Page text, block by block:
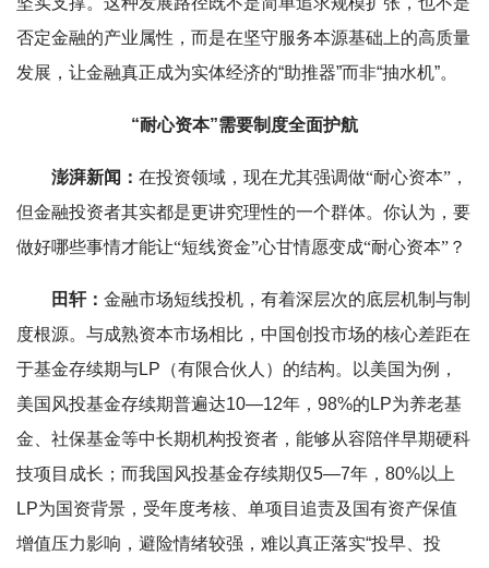
否定金融的产业属性，而是在坚守服务本源基础上的高质量
发展，让金融真正成为实体经济的“助推器”而非“抽水机”。
“耐心资本”需要制度全面护航
澎湃新闻： 在投资领域，现在尤其强调做“耐心资本”，
但金融投资者其实都是更讲究理性的一个群体。你认为，要
做好哪些事情才能让“短线资金”心甘情愿变成“耐心资本”？
田轩： 金融市场短线投机，有着深层次的底层机制与制
度根源。与成熟资本市场相比，中国创投市场的核心差距在
于基金存续期与LP（有限合伙人）的结构。以美国为例，
美国风投基金存续期普遍达10—12年，98%的LP为养老基
金、社保基金等中长期机构投资者，能够从容陪伴早期硬科
技项目成长；而我国风投基金存续期仅5—7年，80%以上
LP为国资背景，受年度考核、单项目追责及国有资产保值
增值压力影响，避险情绪较强，难以真正落实“投早、投